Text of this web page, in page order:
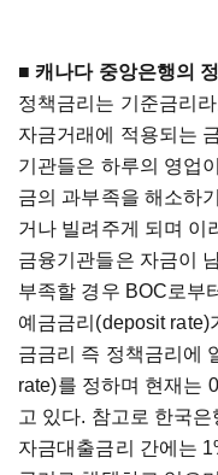
■ 캐나다 중앙은행의
정책금리는 기준금리
자금거래에 적용되는
기관들은 하루의 영업
금의 과부족을 해소하
거나 빌려주게 되며 이
금융기관들은 자금이
부족할 경우 BOC로부
예금금리(deposit rate)
금금리 즉 정책금리에
rate)를 정하며 현재는
고 있다. 참고로 한국
자금대출금리 간에는